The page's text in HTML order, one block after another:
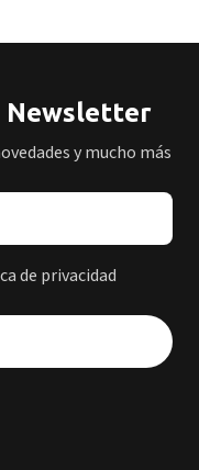
Newsletter
y mucho más
de privacidad